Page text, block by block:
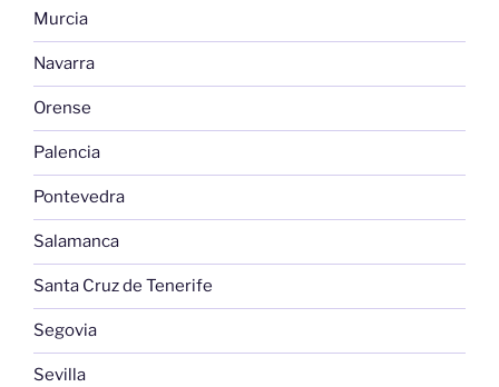
Murcia
Navarra
Orense
Palencia
Pontevedra
Salamanca
Santa Cruz de Tenerife
Segovia
Sevilla